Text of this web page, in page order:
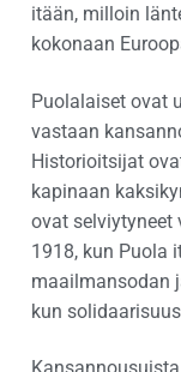
itään, milloin
kokonaan
Puolalaiset ovat
vastaan
Historioitsijat
kapinaan
ovat selviytyneet
1918, kun Puola
maailmansodan
kun